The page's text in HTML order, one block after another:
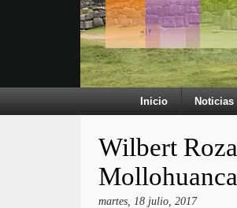
Inicio Noticias
Wilbert
martes, 18 julio, 2017